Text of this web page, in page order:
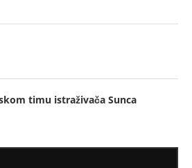
timu istraživača Sunca